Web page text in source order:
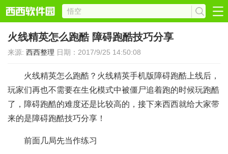
火线精英怎么跑酷 障碍跑酷技巧分享
来源: 西西整理 日期：2017/9/25 14:50:08
火线精英怎么跑酷？火线精英手机版障碍跑酷上线后，
玩家们再也不需要在生化模式中被僵尸追着跑的时候玩跑酷
了，障碍跑酷的难度还是比较高的，接下来西西就给大家带
来的是障碍跑酷技巧分享！
前面几局先当作练习